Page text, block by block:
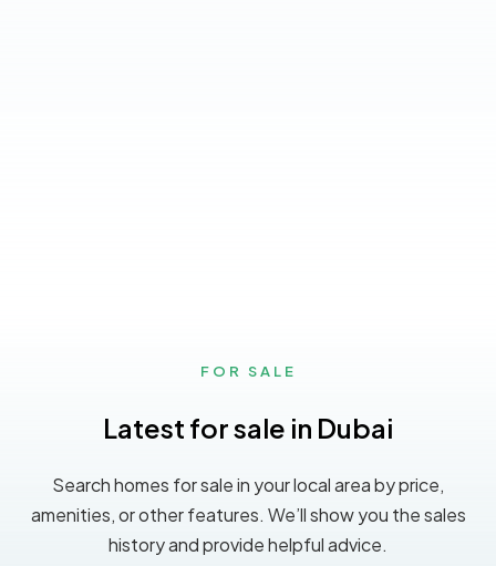
FOR SALE
Latest for sale in Dubai
Search homes for sale in your local area by price,
amenities, or other features. We’ll show you the sales
history and provide helpful advice.